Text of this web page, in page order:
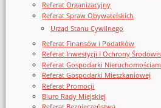
Referat Organizacyjny
Referat Spraw Obywatelskich
Urząd Stanu Cywilnego
Referat Finansów i Podatków
Referat Inwestycji i Ochrony
Referat Gospodarki
Referat Gospodarki Mieszkaniowej
Referat Promocji
Biuro Rady Miejskiej